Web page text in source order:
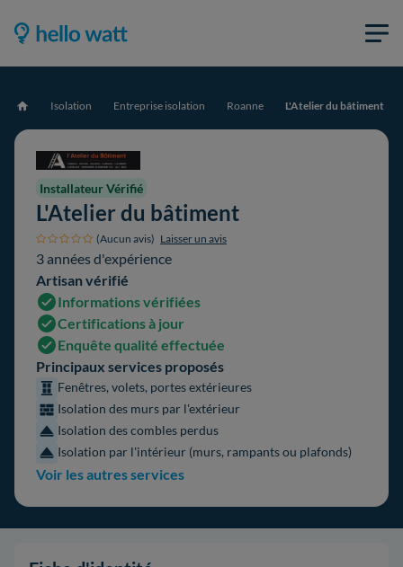
Accueil Isolation Entreprise isolation Roanne L'Atelier du bâtiment
Installateur Vérifié
L'Atelier du bâtiment
(Aucun avis) Laisser un avis
3 années d'expérience
Artisan vérifié
Informations vérifiées
Certifications à jour
Enquête qualité effectuée
Principaux services proposés
Fenêtres, volets, portes extérieures
Isolation des murs par l'extérieur
Isolation des combles perdus
Isolation par l'intérieur (murs, rampants ou plafonds)
Voir les autres services